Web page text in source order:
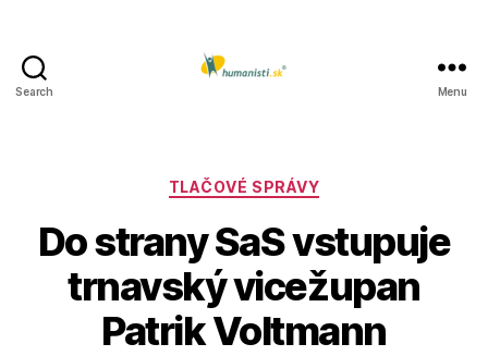
Search Menu
Kategórie
TLAČOVÉ SPRÁVY
Do strany SaS vstupuje
trnavský vicežupan
Patrik Voltmann